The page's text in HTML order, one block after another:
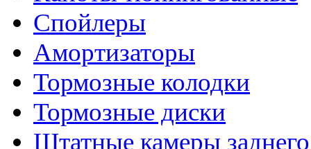
Спойлеры
Амортизаторы
Тормозные колодки
Тормозные диски
Штатные камеры